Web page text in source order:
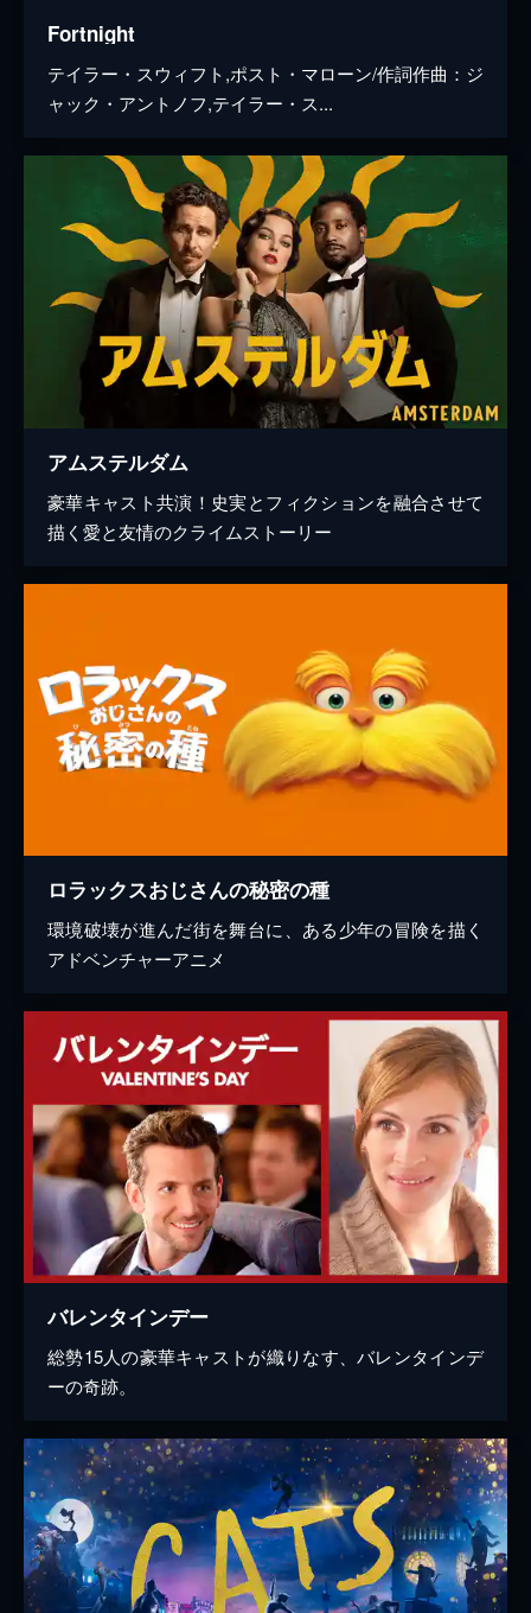
Fortnight
テイラー・スウィフト,ポスト・マローン/作詞作曲：ジ
ャック・アントノフ,テイラー・ス...
アムステルダム
豪華キャスト共演！史実とフィクションを融合させて
描く愛と友情のクライムストーリー
ロラックスおじさんの秘密の種
環境破壊が進んだ街を舞台に、ある少年の冒険を描く
アドベンチャーアニメ
バレンタインデー
総勢15人の豪華キャストが織りなす、バレンタインデ
ーの奇跡。